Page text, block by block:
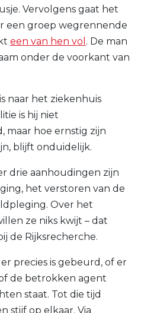
Vervolgens gaat het
een groep wegrennende
een van hen vol . De man
onder de voorkant van
naar het ziekenhuis
is hij niet
maar hoe ernstig zijn
blijft onduidelijk.
drie aanhoudingen zijn
het verstoren van de
Over het
ze niks kwijt – dat
de Rijksrecherche.
precies is gebeurd, of er
de betrokken agent
staat. Tot die tijd
stijf op elkaar. Via